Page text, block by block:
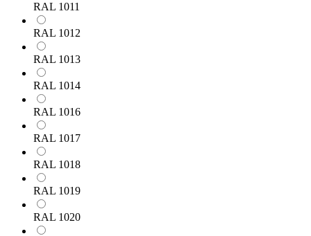
RAL 1011
RAL 1012
RAL 1013
RAL 1014
RAL 1016
RAL 1017
RAL 1018
RAL 1019
RAL 1020